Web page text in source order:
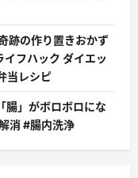
跡の作り置きおかず
フハック ダイエッ
当レシピ
腸」がボロボロにな
消 #腸内洗浄